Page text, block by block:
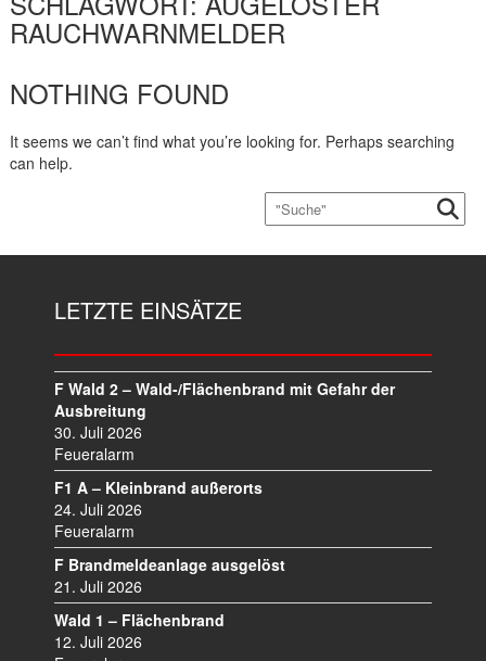
RAUCHWARNMELDER
NOTHING FOUND
It seems we can’t find what you’re looking for. Perhaps searching
can help.
LETZTE EINSÄTZE
F Wald 2 – Wald-/Flächenbrand mit Gefahr der
Ausbreitung
30. Juli 2026
Feueralarm
F1 A – Kleinbrand außerorts
24. Juli 2026
Feueralarm
F Brandmeldeanlage ausgelöst
21. Juli 2026
Wald 1 – Flächenbrand
12. Juli 2026